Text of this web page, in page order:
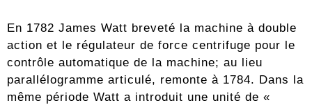
En 1782 James Watt breveté la machine à double
action et le régulateur de force centrifuge pour le
contrôle automatique de la machine; au lieu
parallélogramme articulé, remonte à 1784. Dans la
même période Watt a introduit une unité de «